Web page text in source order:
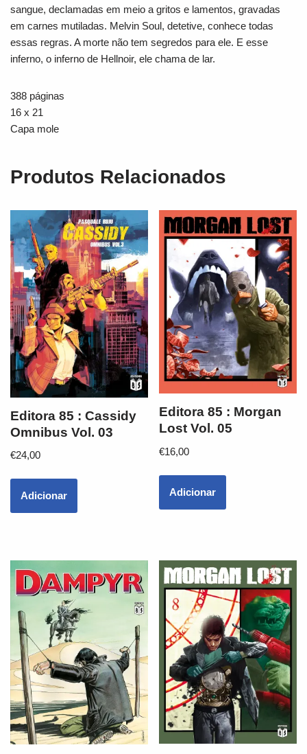
sangue, declamadas em meio a gritos e lamentos, gravadas
em carnes mutiladas. Melvin Soul, detetive, conhece todas
essas regras. A morte não tem segredos para ele. E esse
inferno, o inferno de Hellnoir, ele chama de lar.
388 páginas
16 x 21
Capa mole
Produtos Relacionados
Editora 85 : Cassidy
Omnibus Vol. 03
€24,00
Adicionar
Editora 85 : Morgan
Lost Vol. 05
€16,00
Adicionar